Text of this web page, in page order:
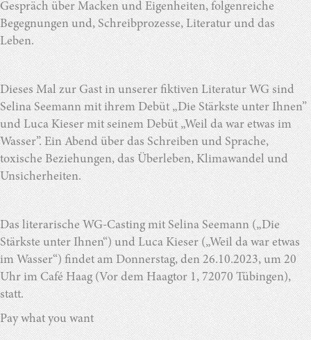
Gespräch über Macken und Eigenheiten, folgenreiche
Begegnungen und, Schreibprozesse, Literatur und das
Leben.
Dieses Mal zur Gast in unserer fiktiven Literatur WG sind
Selina Seemann mit ihrem Debüt „Die Stärkste unter Ihnen”
und Luca Kieser mit seinem Debüt „Weil da war etwas im
Wasser”. Ein Abend über das Schreiben und Sprache,
toxische Beziehungen, das Überleben, Klimawandel und
Unsicherheiten.
Das literarische WG-Casting mit Selina Seemann („Die
Stärkste unter Ihnen“) und Luca Kieser („Weil da war etwas
im Wasser“) findet am Donnerstag, den 26.10.2023, um 20
Uhr im Café Haag (Vor dem Haagtor 1, 72070 Tübingen),
statt.
Pay what you want